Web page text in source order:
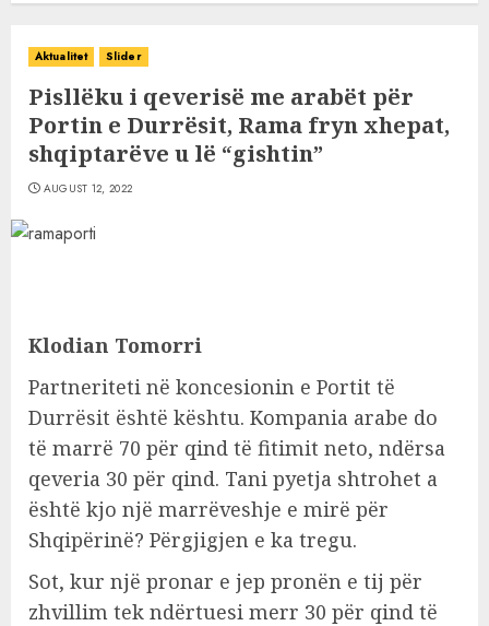
Aktualitet Slider
Pisllëku i qeverisë me arabët për
Portin e Durrësit, Rama fryn xhepat,
shqiptarëve u lë “gishtin”
AUGUST 12, 2022
Klodian Tomorri
Partneriteti në koncesionin e Portit të
Durrësit është kështu. Kompania arabe do
të marrë 70 për qind të fitimit neto, ndërsa
qeveria 30 për qind. Tani pyetja shtrohet a
është kjo një marrëveshje e mirë për
Shqipërinë? Përgjigjen e ka tregu.
Sot, kur një pronar e jep pronën e tij për
zhvillim tek ndërtuesi merr 30 për qind të